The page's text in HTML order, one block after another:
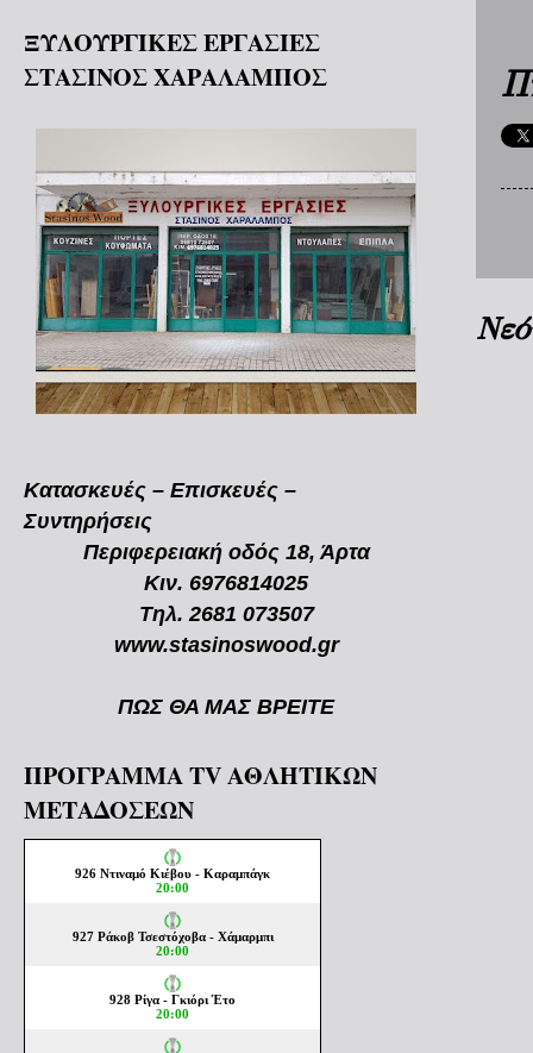
ΞΥΛΟΥΡΓΙΚΕΣ ΕΡΓΑΣΙΕΣ
ΣΤΑΣΙΝΟΣ ΧΑΡΑΛΑΜΠΟΣ
Κατασκευές – Επισκευές –
Συντηρήσεις
Περιφερειακή οδός 18, Άρτα
Κιν. 6976814025
Τηλ. 2681 073507
www.stasinoswood.gr
ΠΩΣ ΘΑ ΜΑΣ ΒΡΕΙΤΕ
ΠΡΟΓΡΑΜΜΑ TV ΑΘΛΗΤΙΚΩΝ
ΜΕΤΑΔΟΣΕΩΝ